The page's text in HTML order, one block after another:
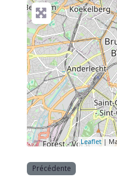
Leaflet|
Précédente